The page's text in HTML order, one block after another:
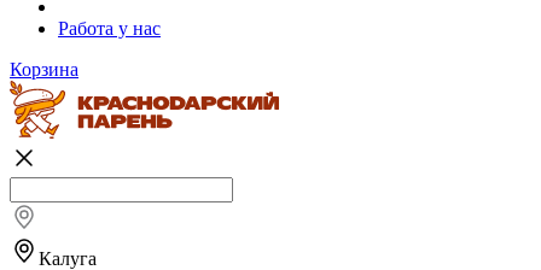
Работа у нас
Корзина
Калуга